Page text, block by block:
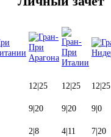
12|25 12|25 12|25
9|20 9|20 9|0
2|8 4|11 7|20